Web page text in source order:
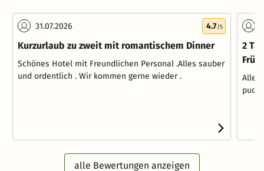
31.07.2026 4.7/5
Kurzurlaub zu zweit mit romantischem Dinner
Schönes Hotel mit Freundlichen Personal .Alles sauber
und ordentlich . Wir kommen gerne wieder .
2
Alles
alle Bewertungen anzeigen